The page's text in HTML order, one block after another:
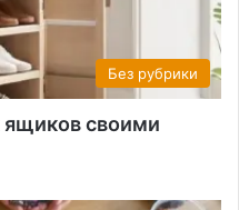
Без рубрики
ящиков своими